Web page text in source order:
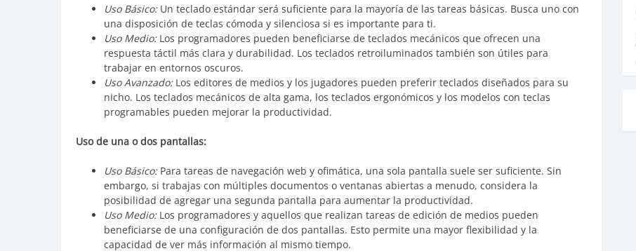
Uso Básico:Un teclado estándar será suficiente para la mayoría de las tareas básicas. Busca uno con
una disposición de teclas cómoda y silenciosa si es importante para ti.
Uso Medio:Los programadores pueden beneficiarse de teclados mecánicos que ofrecen una
respuesta táctil más clara y durabilidad. Los teclados retroiluminados también son útiles para
trabajar en entornos oscuros.
Uso Avanzado:Los editores de medios y los jugadores pueden preferir teclados diseñados para su
nicho. Los teclados mecánicos de alta gama, los teclados ergonómicos y los modelos con teclas
programables pueden mejorar la productividad.
Uso de una o dos pantallas:
Uso Básico:Para tareas de navegación web y ofimática, una sola pantalla suele ser suficiente. Sin
embargo, si trabajas con múltiples documentos o ventanas abiertas a menudo, considera la
posibilidad de agregar una segunda pantalla para aumentar la productividad.
Uso Medio:Los programadores y aquellos que realizan tareas de edición de medios pueden
beneficiarse de una configuración de dos pantallas. Esto permite una mayor flexibilidad y la
capacidad de ver más información al mismo tiempo.